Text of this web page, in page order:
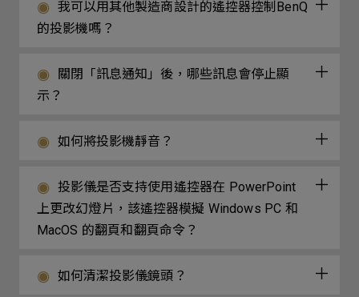
我可以用其他製造商設計的遙控器控制BenQ
的投影機嗎？
關閉「訊息通知」後，哪些訊息會停止顯
示？
如何將投影機靜音？
投影儀是否支持使用遙控器在 PowerPoint
上更改幻燈片，該遙控器模擬 Windows PC 和
MacOS 的翻頁和翻頁命令？
如何清潔投影儀鏡頭？